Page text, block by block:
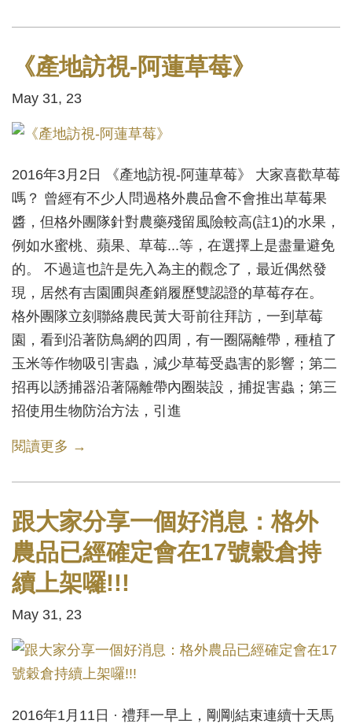
《產地訪視-阿蓮草莓》
May 31, 23
2016年3月2日 《產地訪視-阿蓮草莓》 大家喜歡草莓
嗎？ 曾經有不少人問過格外農品會不會推出草莓果
醬，但格外團隊針對農藥殘留風險較高(註1)的水果，
例如水蜜桃、蘋果、草莓...等，在選擇上是盡量避免
的。 不過這也許是先入為主的觀念了，最近偶然發
現，居然有吉園圃與產銷履歷雙認證的草莓存在。
格外團隊立刻聯絡農民黃大哥前往拜訪，一到草莓
園，看到沿著防鳥網的四周，有一圈隔離帶，種植了
玉米等作物吸引害蟲，減少草莓受蟲害的影響；第二
招再以誘捕器沿著隔離帶內圈裝設，捕捉害蟲；第三
招使用生物防治方法，引進
閱讀更多 →
跟大家分享一個好消息：格外
農品已經確定會在17號穀倉持
續上架囉!!!
May 31, 23
2016年1月11日 · 禮拜一早上，剛剛結束連續十天馬